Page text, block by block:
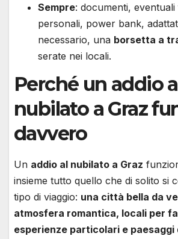
Sempre: documenti,
personali, power bank,
necessario, una borsetta a
serate nei locali.
Perché un addio
nubilato a Graz
davvero
Un addio al nubilato a Graz
insieme tutto quello che di solito si
tipo di viaggio: una città bella da
atmosfera romantica, locali per
esperienze particolari e paesaggi